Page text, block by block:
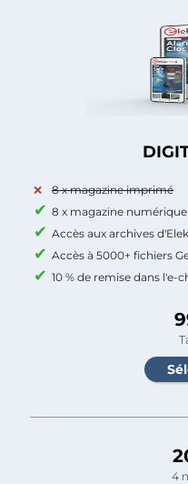
8 x magazine imprimé
8 x magazine numérique
Accès aux archives
Accès à 5000+ fichiers
10 % de remise dans l'e-
4